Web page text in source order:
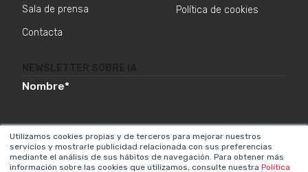
Utilizamos cookies propias y de terceros para mejorar nuestros
servicios y mostrarle publicidad relacionada con sus preferencias
mediante el análisis de sus hábitos de navegación. Para obtener más
información sobre las cookies que utilizamos, consulte nuestra Política
Sala de prensa
Contacta
Política de cookies
Nombre*
Email*